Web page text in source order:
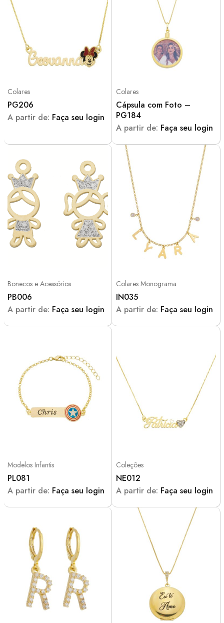
Colares
PG206
A partir de: Faça seu login
Colares
Cápsula com Foto –
PG184
A partir de: Faça seu login
Bonecos e Acessórios
PB006
A partir de: Faça seu login
Colares Monograma
IN035
A partir de: Faça seu login
Modelos Infantis
PL081
A partir de: Faça seu login
Coleções
NE012
A partir de: Faça seu login